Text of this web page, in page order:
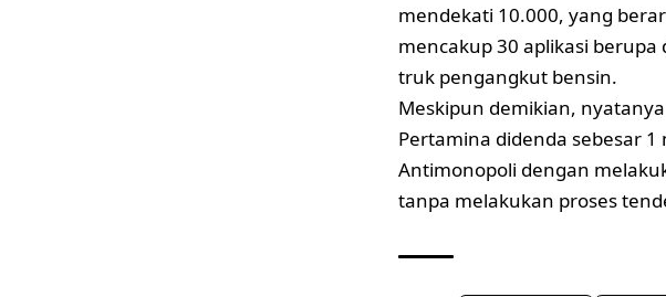
mendekati 10.000, yang
mencakup 30 aplikasi
truk pengangkut bensin.
Meskipun demikian,
Pertamina didenda sebesar 1
Antimonopoli dengan
tanpa melakukan proses